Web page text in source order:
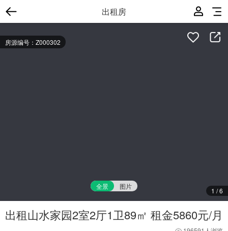
出租房
房源编号：Z000302
1 /6
全景 图片
出租山水家园2室2厅1卫89㎡ 租金5860元/月